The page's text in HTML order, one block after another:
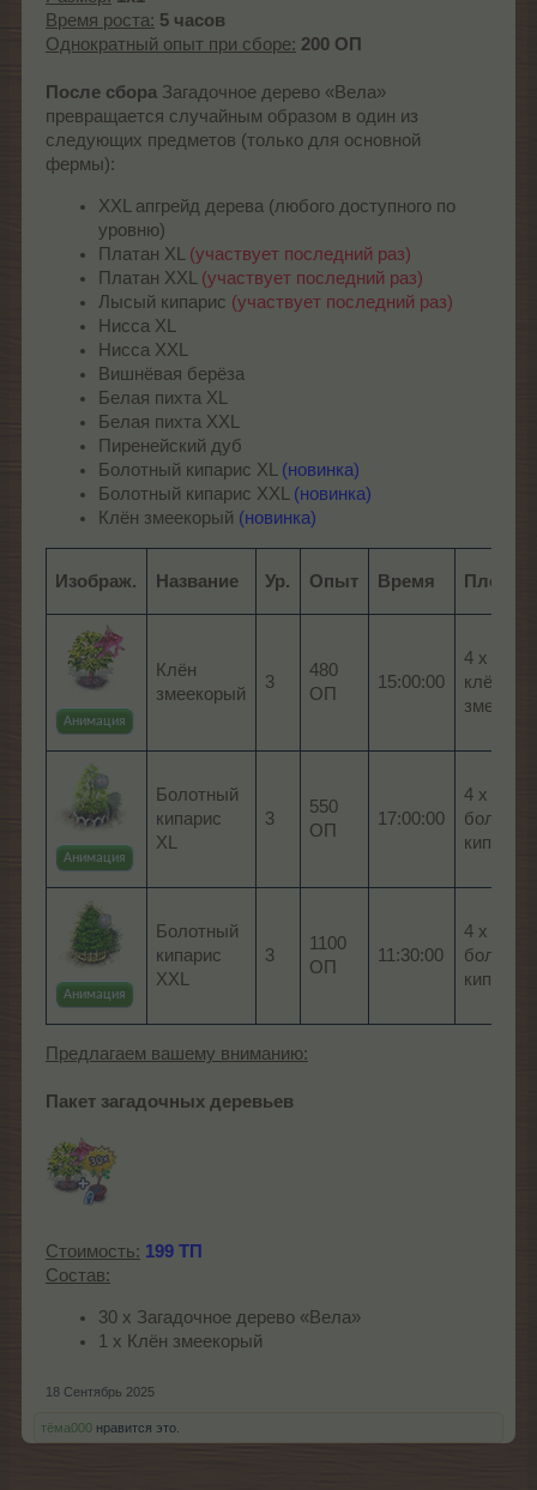
Время роста: 5 часов
Однократный опыт при сборе: 200 ОП
После сбора Загадочное дерево «Вела»
превращается случайным образом в один из
следующих предметов (только для основной
фермы):
XXL апгрейд дерева (любого доступного по
уровню)
Платан XL (участвует последний раз)
Платан XXL (участвует последний раз)
Лысый кипарис (участвует последний раз)
Нисса XL
Нисса XXL
Вишнёвая берёза
Белая пихта XL
Белая пихта XXL
Пиренейский дуб
Болотный кипарис XL (новинка)
Болотный кипарис XXL (новинка)
Клён змеекорый (новинка)
Изображ. Название Ур. Опыт Время Плоды
Анимация
Клён
змеекорый
3
480
ОП
15:00:00
4 x
клёна
Анимация
Болотный
кипарис
XL
3
550
ОП
17:00:00
4 x
Анимация
Болотный
кипарис
XXL
3
1100
ОП
11:30:00
4 x
Предлагаем вашему вниманию:
Пакет загадочных деревьев
Стоимость: 199 ТП
Состав:
30 х Загадочное дерево «Вела»
1 х Клён змеекорый
18 Сентябрь 2025
тёма000 нравится это.